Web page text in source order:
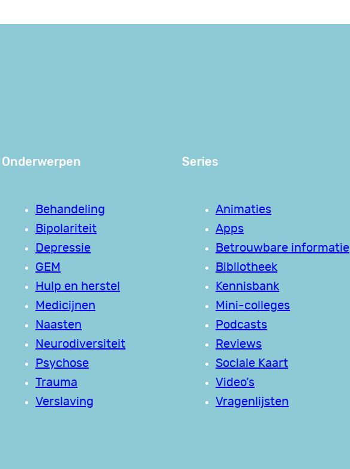
Onderwerpen
Behandeling
Bipolariteit
Depressie
GEM
Hulp en herstel
Medicijnen
Naasten
Neurodiversiteit
Psychose
Trauma
Verslaving
Series
Animaties
Apps
Betrouwbare informatie
Bibliotheek
Kennisbank
Mini-colleges
Podcasts
Reviews
Sociale Kaart
Video’s
Vragenlijsten